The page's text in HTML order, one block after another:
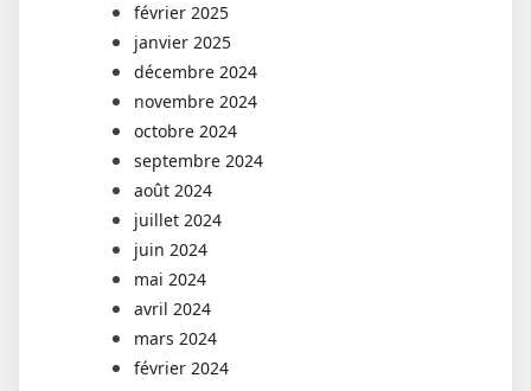
février 2025
janvier 2025
décembre 2024
novembre 2024
octobre 2024
septembre 2024
août 2024
juillet 2024
juin 2024
mai 2024
avril 2024
mars 2024
février 2024